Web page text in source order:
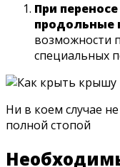
При
продольные
возможности
специальных
Ни в коем случае
полной стопой